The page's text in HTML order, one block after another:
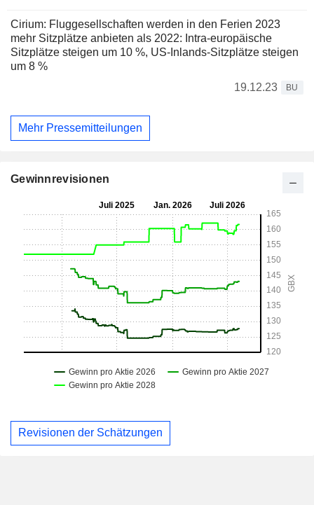
Cirium: Fluggesellschaften werden in den Ferien 2023
mehr Sitzplätze anbieten als 2022: Intra-europäische
Sitzplätze steigen um 10 %, US-Inlands-Sitzplätze steigen
um 8 %
19.12.23
BU
Mehr Pressemitteilungen
Gewinnrevisionen
Revisionen der Schätzungen